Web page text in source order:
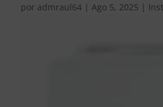
por admraul64| Ago 5, 2025 |